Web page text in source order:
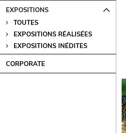
EXPOSITIONS
TOUTES
EXPOSITIONS RÉALISÉES
EXPOSITIONS INÉDITES
CORPORATE